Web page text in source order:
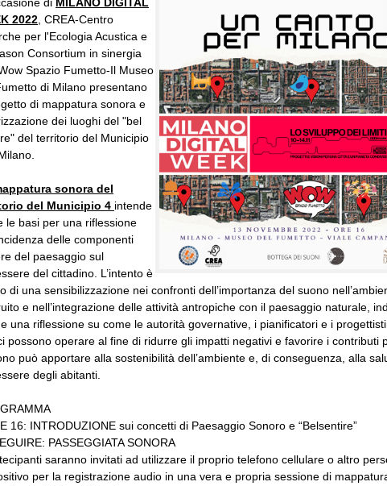
2022 , CREA-Centro
per l'Ecologia Acustica e
Consortium in sinergia
Spazio Fumetto-Il Museo
di Milano presentano
di mappatura sonora e
dei luoghi del "bel
del territorio del Municipio
sonora del
del Municipio 4 intende
le basi per una riflessione
delle componenti
del paesaggio sul
del cittadino. L’intento è
di una sensibilizzazione nei confronti dell’importanza del suono
e nell’integrazione delle attività antropiche con il paesaggio naturale,
una riflessione su come le autorità governative, i pianificatori e i
possono operare al fine di ridurre gli impatti negativi e favorire i contributi
può apportare alla sostenibilità dell’ambiente e, di conseguenza, alla
degli abitanti.
16: INTRODUZIONE sui concetti di Paesaggio Sonoro e “Belsentire”
PASSEGGIATA SONORA
saranno invitati ad utilizzare il proprio telefono cellulare o altro
per la registrazione audio in una vera e propria sessione di